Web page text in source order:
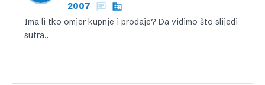
2007
Ima li tko omjer kupnje i prodaje? Da vidimo što slijedi
sutra..